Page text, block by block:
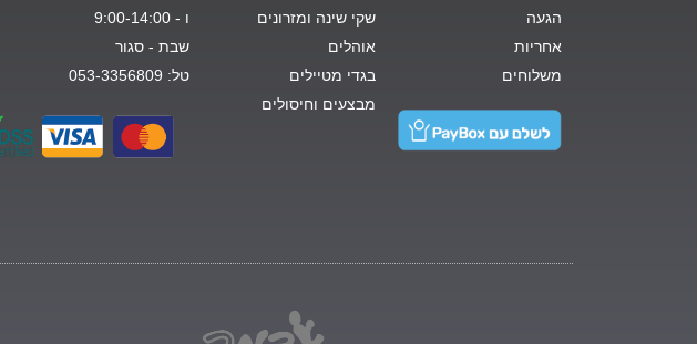
הגעה
אחריות
משלוחים
שקי שינה ומזרונים
אוהלים
בגדי מטיילים
מבצעים וחיסולים
ו - 9:00-14:00
שבת - סגור
טל: 053-3356809